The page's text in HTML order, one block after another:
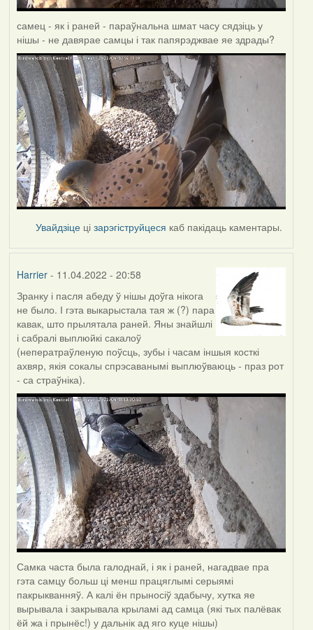
самец - як і раней - параўнальна шмат часу сядзіць у
нішы - не давярае самцы і так папярэджвае яе здрады?
Увайдзіце цізарэгіструйцеся каб пакідаць каментары.
Harrier- 11.04.2022 - 20:58
Зранку і пасля абеду ў нішы доўга нікога
не было. І гэта выкарыстала тая ж (?) пара
кавак, што прылятала раней. Яны знайшлі
і сабралі выплюйкі сакалоў
(неператраўленую поўсць, зубы і часам іншыя косткі
ахвяр, якія сокалы спрэсаванымі выплюўваюць - праз рот
- са страўніка).
Самка часта была галоднай, і як і раней, нагадвае пра
гэта самцу больш ці менш працяглымі серыямі
пакрыкванняў. А калі ён прыносіў здабычу, хутка яе
вырывала і закрывала крыламі ад самца (які тых палёвак
ёй жа і прынёс!) у дальнік ад яго куце нішы)